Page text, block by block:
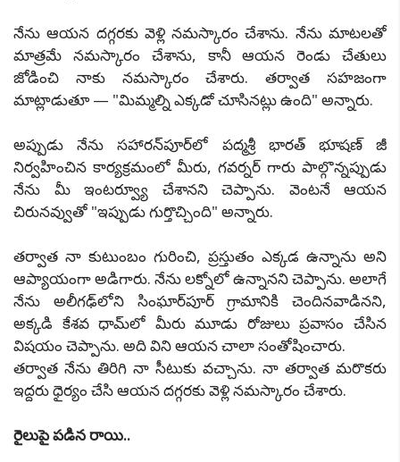
నేను ఆయన దగ్గరకు వెళ్లి నమస్కారం చేశాను. నేను మాటలతో
మాత్రమే నమస్కారం చేశాను, కానీ ఆయన రెండు చేతులు
జోడించి నాకు నమస్కారం చేశారు. తర్వాత సహజంగా
మాట్లాడుతూ — "మిమ్మల్ని ఎక్కడో చూసినట్లు ఉంది" అన్నారు.
అప్పుడు నేను సహారన్‌పూర్‌లో పద్మశ్రీ భారత్ భూషణ్ జీ
నిర్వహించిన కార్యక్రమంలో మీరు, గవర్నర్ గారు పాల్గొన్నప్పుడు
నేను మీ ఇంటర్వ్యూ చేశానని చెప్పాను. వెంటనే ఆయన
చిరునవ్వుతో "ఇప్పుడు గుర్తొచ్చింది" అన్నారు.
తర్వాత నా కుటుంబం గురించి, ప్రస్తుతం ఎక్కడ ఉన్నాను అని
ఆప్యాయంగా అడిగారు. నేను లక్నోలో ఉన్నానని చెప్పాను. అలాగే
నేను అలీగఢ్‌లోని సింఘార్‌పూర్ గ్రామానికి చెందినవాడినని,
అక్కడి కేశవ ధామ్‌లో మీరు మూడు రోజులు ప్రవాసం చేసిన
విషయం చెప్పాను. అది విని ఆయన చాలా సంతోషించారు.
తర్వాత నేను తిరిగి నా సీటుకు వచ్చాను. నా తర్వాత మరొకరు
ఇద్దరు ధైర్యం చేసి ఆయన దగ్గరకు వెళ్లి నమస్కారం చేశారు.
రైలుపై పడిన రాయి..